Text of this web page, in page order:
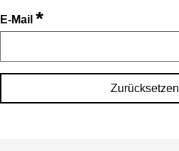
E-Mail *
Zurücksetzen